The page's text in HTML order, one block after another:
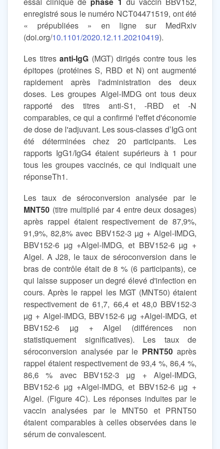
enregistré sous le numéro NCT04471519, ont été
« prépubliées » en ligne sur MedRxiv
(doi.org/10.1101/2020.12.11.20210419).
Les titresanti-IgG (MGT) dirigés contre tous les
épitopes (protéines S, RBD et N) ont augmenté
rapidement après l'administration des deux
doses. Les groupes Algel-IMDG ont tous deux
rapporté des titres anti-S1, -RBD et -N
comparables, ce qui a confirmé l'effet d'économie
de dose de l'adjuvant. Les sous-classes d’IgG ont
été déterminées chez 20 participants. Les
rapports IgG1/IgG4 étaient supérieurs à 1 pour
tous les groupes vaccinés, ce qui indiquait une
réponseTh1.
Les taux de séroconversion analysée par le
MNT50 (titre multiplié par 4 entre deux dosages)
après rappel étaient respectivement de 87,9%,
91,9%, 82,8% avec BBV152-3 µg + Algel-IMDG,
BBV152-6 µg +Algel-IMDG, et BBV152-6 µg +
Algel. A J28, le taux de séroconversion dans le
bras de contrôle était de 8 % (6 participants), ce
qui laisse supposer un degré élevé d'infection en
cours. Après le rappel les MGT (MNT50) étaient
respectivement de 61,7, 66,4 et 48,0 BBV152-3
µg + Algel-IMDG, BBV152-6 µg +Algel-IMDG, et
BBV152-6 µg + Algel (différences non
statistiquement significatives). Les taux de
séroconversion analysée par le PRNT50 après
rappel étaient respectivement de 93,4 %, 86,4 %,
86,6 % avec BBV152-3 µg + Algel-IMDG,
BBV152-6 µg +Algel-IMDG, et BBV152-6 µg +
Algel. (Figure 4C). Les réponses induites par le
vaccin analysées par le MNT50 et PRNT50
étaient comparables à celles observées dans le
sérum de convalescent.